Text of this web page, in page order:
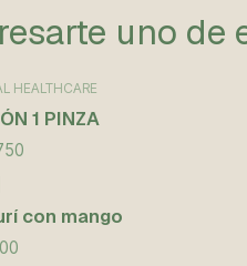
uno de
HEALTHCARE
1 PINZA
con mango